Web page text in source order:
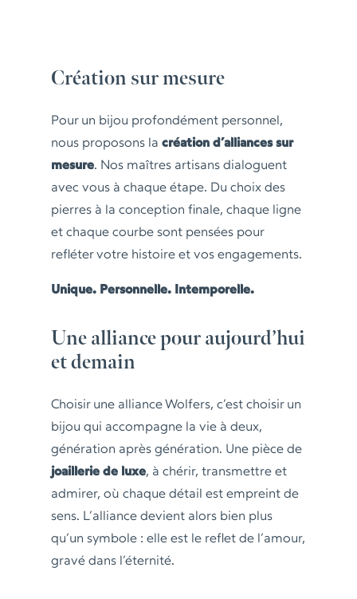
Création sur mesure
Pour un bijou profondément personnel,
nous proposons la création d’alliances sur
mesure. Nos maîtres artisans dialoguent
avec vous à chaque étape. Du choix des
pierres à la conception finale, chaque ligne
et chaque courbe sont pensées pour
refléter votre histoire et vos engagements.
Unique. Personnelle. Intemporelle.
Une alliance pour aujourd’hui
et demain
Choisir une alliance Wolfers, c’est choisir un
bijou qui accompagne la vie à deux,
génération après génération. Une pièce de
joaillerie de luxe, à chérir, transmettre et
admirer, où chaque détail est empreint de
sens. L’alliance devient alors bien plus
qu’un symbole : elle est le reflet de l’amour,
gravé dans l’éternité.